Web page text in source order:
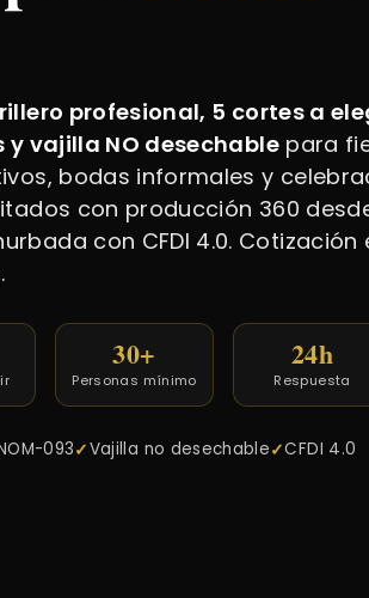
profesional, 5 cortes a
vajilla NO desechablepara
bodas informales y
con producción 360
con CFDI 4.0. Cotización
30+
Personas mínimo
24h
Respuesta
093 Vajilla no desechable CFDI 4.0